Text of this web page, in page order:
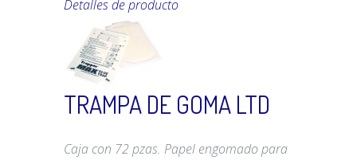
Detalles de producto
TRAMPA DE GOMA LTD
Caja con 72 pzas. Papel engomado para